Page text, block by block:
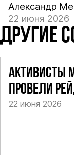
Александр
22 июня 2026
ДРУГИЕ
АКТИВИСТЫ
ПРОВЕЛИ
ТАКСИ
22 июня 2026